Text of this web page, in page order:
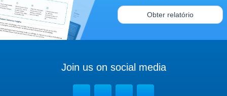
Obter relatório
Join us on social media